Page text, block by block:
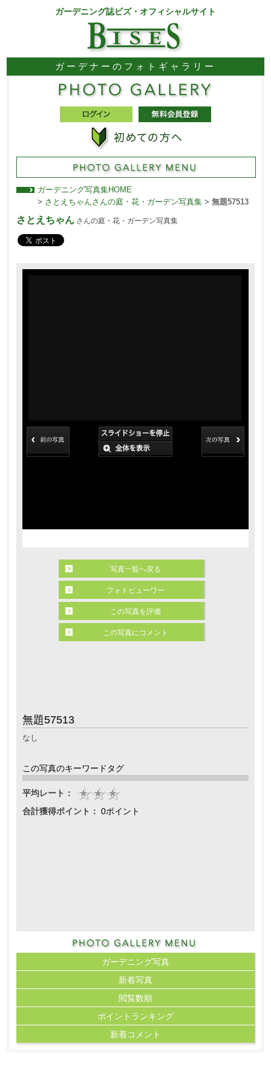
ガーデニング誌ビズ・オフィシャルサイト
ガーデナーのフォトギャラリー
ガーデニング写真集HOME
> さとえちゃんさんの庭・花・ガーデン写真集> 無題57513
さとえちゃんさんの庭・花・ガーデン写真集
無題57513
なし
この写真のキーワードタグ
平均レート：
合計獲得ポイント： 0ポイント
写真一覧へ戻る
フォトビューワー
この写真を評価
この写真にコメント
ガーデニング写真
新着写真
閲覧数順
ポイント ランキング
新着コメント